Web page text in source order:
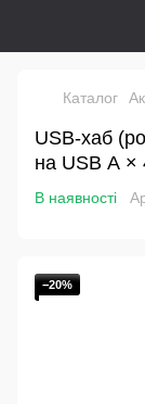
Каталог
USB-хаб
на USB А ×
В наявності
−20%